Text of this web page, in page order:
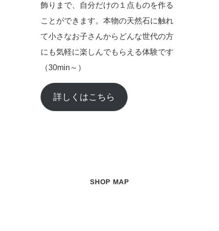
飾りまで、自分だけの１点ものを作る
ことができます。本物の天然石に触れ
て小さなお子さんからどんな世代の方
にも気軽に楽しんでもらえる体験です
（30min～）
詳しくはこちら
SHOP MAP